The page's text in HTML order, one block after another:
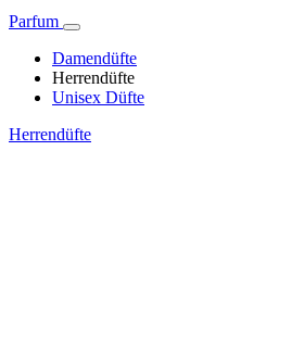
Parfum
Damendüfte
Herrendüfte
Unisex Düfte
Herrendüfte